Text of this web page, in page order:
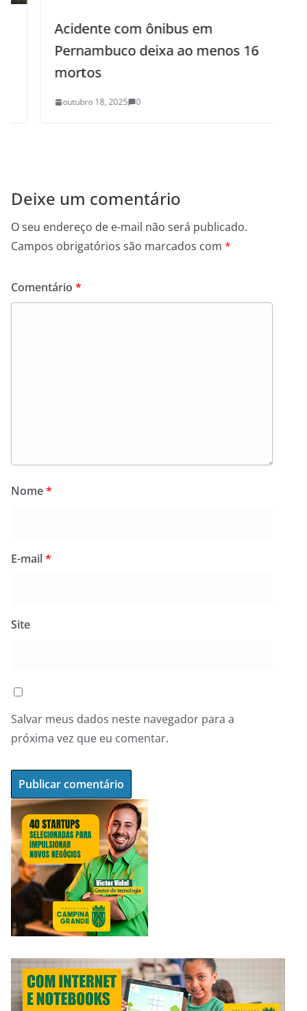
Acidente com ônibus em
Pernambuco deixa ao menos 16
mortos
outubro 18, 2025 0
Deixe um comentário
O seu endereço de e-mail não será publicado.
Campos obrigatórios são marcados com *
Comentário *
Nome*
E-mail*
Site
Salvar meus dados neste navegador para a
próxima vez que eu comentar.